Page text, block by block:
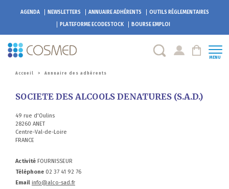
AGENDA NEWSLETTERS ANNUAIRE ADHÉRENTS
OUTILS RÉGLEMENTAIRES
PLATEFORMEECODESTOCK BOURSE EMPLOI
MENU
Accueil > Annuaire des adhérents
SOCIETE DES ALCOOLS DENATURES (S.A.D.)
49 rue d'Oulins
28260 ANET
Centre-Val-de-Loire
FRANCE
Activité FOURNISSEUR
Téléphone 02 37 41 92 76
Email info@alco-sad.fr